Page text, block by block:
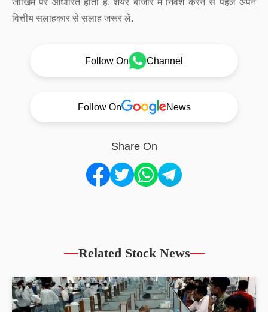
जोखिम पर आधारित होता है. शेयर बाजार में निवेश करने से पहले अपने
वित्तीय सलाहकार से सलाह जरूर लें.
Follow On Channel
Follow On News
Share On
Related Stock News